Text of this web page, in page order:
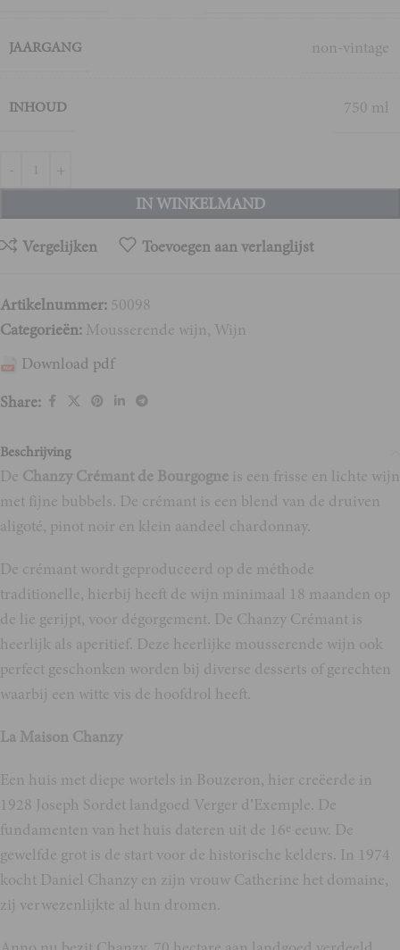
JAARGANG non-vintage
INHOUD 750 ml
IN WINKELMAND
Vergelijken
Toevoegen aan verlanglijst
Artikelnummer: 50098
Categorieën: Mousserende wijn, Wijn
Download pdf
Share:
Beschrijving
De Chanzy Crémant de Bourgogne is een frisse en lichte wijn
met fijne bubbels. De crémant is een blend van de druiven
aligoté, pinot noir en klein aandeel chardonnay.
De crémant wordt geproduceerd op de méthode
traditionelle, hierbij heeft de wijn minimaal 18 maanden op
de lie gerijpt, voor dégorgement. De Chanzy Crémant is
heerlijk als aperitief. Deze heerlijke mousserende wijn ook
perfect geschonken worden bij diverse desserts of gerechten
waarbij een witte vis de hoofdrol heeft.
La Maison Chanzy
Een huis met diepe wortels in Bouzeron, hier creëerde in
1928 Joseph Sordet landgoed Verger d’Exemple. De
fundamenten van het huis dateren uit de 16e eeuw. De
gewelfde grot is de start voor de historische kelders. In 1974
kocht Daniel Chanzy en zijn vrouw Catherine het domaine,
zij verwezenlijkte al hun dromen.